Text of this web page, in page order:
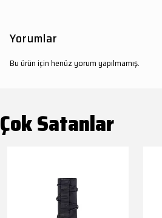
Yorumlar
Bu ürün için henüz yorum yapılmamış.
Çok Satanlar